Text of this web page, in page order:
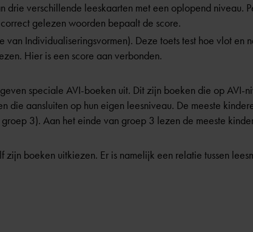
drie verschillende leeskaarten met een oplopend niveau.
gelezen woorden bepaalt de score.
van Individualiseringsvormen). Deze toets test hoe vlot
Hier is een score aan verbonden.
speciale AVI-boeken uit. Dit zijn boeken die op AVI-
die aansluiten op hun eigen leesniveau. De meeste
3). Aan het einde van groep 3 lezen de meeste
zijn boeken uitkiezen. Er is namelijk een relatie tussen